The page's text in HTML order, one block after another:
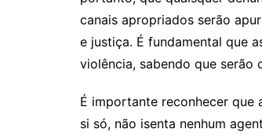
canais apropriados serão
e justiça. É fundamental que
violência, sabendo que serão
É importante reconhecer
si só, não isenta nenhum